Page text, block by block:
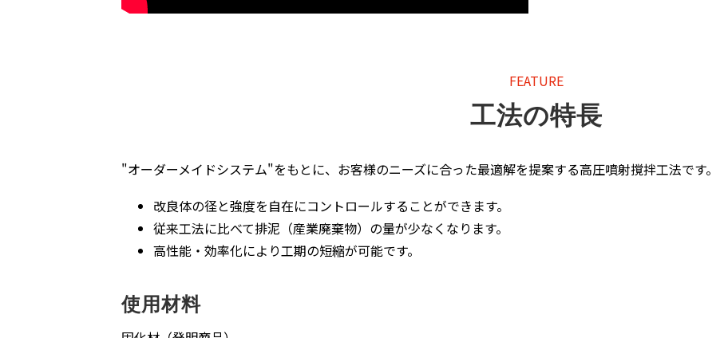
FEATURE
工法の特長
"オーダーメイドシステム"をもとに、お客様のニーズに合った最適解を提案する高圧噴射撹拌工法です。
改良体の径と強度を自在にコントロールすることができます。
従来工法に比べて排泥（産業廃棄物）の量が少なくなります。
高性能・効率化により工期の短縮が可能です。
使用材料